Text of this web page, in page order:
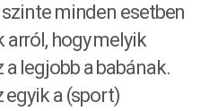
minden esetben
hogy melyik
legjobb a babának.
egyik a (sport)